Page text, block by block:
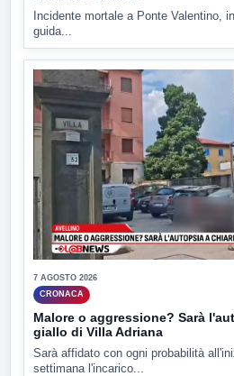
Incidente mortale a Ponte Valentino,
guida...
7 AGOSTO 2026
CRONACA
Malore o aggressione? Sarà
giallo di Villa Adriana
Sarà affidato con ogni probabilità
settimana l'incarico...